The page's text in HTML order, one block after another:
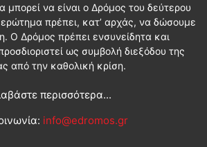
μπορεί να είναι ο Δρόμος του δεύτερου
πρέπει, κατ’ αρχάς, να δώσουμε
Ο Δρόμος πρέπει ενσυνείδητα και
ως συμβολή διεξόδου της
από την καθολική κρίση.
περισσότερα...
info@edromos.gr